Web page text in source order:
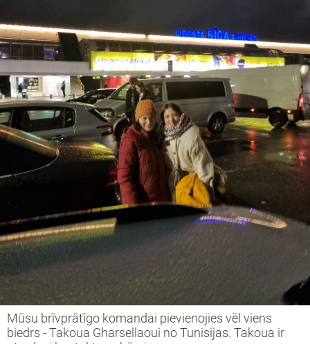
Mūsu brīvprātīgo komandai pievienojies vēl viens
biedrs - Takoua Gharsellaoui no Tunisijas. Takoua ir